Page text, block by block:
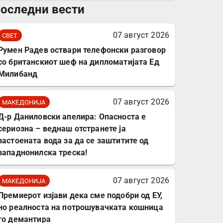
комплет за заштита на
вести
СВЕТ
07 август 2026
Радев оствари телефонски разговор
британскиот шеф на дипломатијата Ед
МАКЕДОНИЈА
07 август 2026
р Даниловски апелира: Опасноста е
– веднаш отстранете ја
вода за да се заштитите од
треска!
МАКЕДОНИЈА
07 август 2026
изјави дека сме подобри од ЕУ,
реалноста на потрошувачката кошница
демантира